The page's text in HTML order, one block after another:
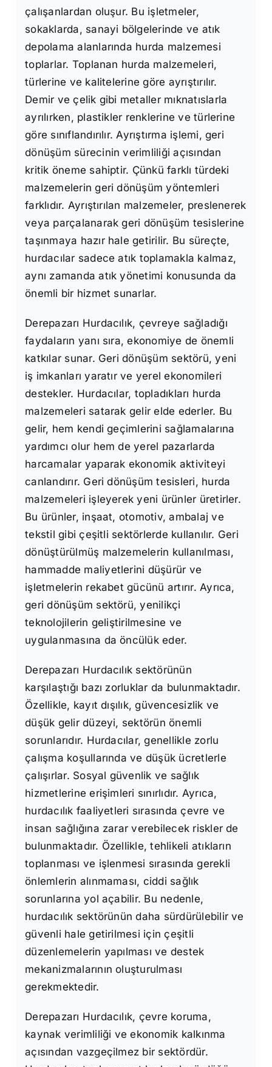
çalışanlardan oluşur. Bu işletmeler,
sokaklarda, sanayi bölgelerinde ve atık
depolama alanlarında hurda malzemesi
toplarlar. Toplanan hurda malzemeleri,
türlerine ve kalitelerine göre ayrıştırılır.
Demir ve çelik gibi metaller mıknatıslarla
ayrılırken, plastikler renklerine ve türlerine
göre sınıflandırılır. Ayrıştırma işlemi, geri
dönüşüm sürecinin verimliliği açısından
kritik öneme sahiptir. Çünkü farklı türdeki
malzemelerin geri dönüşüm yöntemleri
farklıdır. Ayrıştırılan malzemeler, preslenerek
veya parçalanarak geri dönüşüm tesislerine
taşınmaya hazır hale getirilir. Bu süreçte,
hurdacılar sadece atık toplamakla kalmaz,
aynı zamanda atık yönetimi konusunda da
önemli bir hizmet sunarlar.
Derepazarı Hurdacılık, çevreye sağladığı
faydaların yanı sıra, ekonomiye de önemli
katkılar sunar. Geri dönüşüm sektörü, yeni
iş imkanları yaratır ve yerel ekonomileri
destekler. Hurdacılar, topladıkları hurda
malzemeleri satarak gelir elde ederler. Bu
gelir, hem kendi geçimlerini sağlamalarına
yardımcı olur hem de yerel pazarlarda
harcamalar yaparak ekonomik aktiviteyi
canlandırır. Geri dönüşüm tesisleri, hurda
malzemeleri işleyerek yeni ürünler üretirler.
Bu ürünler, inşaat, otomotiv, ambalaj ve
tekstil gibi çeşitli sektörlerde kullanılır. Geri
dönüştürülmüş malzemelerin kullanılması,
hammadde maliyetlerini düşürür ve
işletmelerin rekabet gücünü artırır. Ayrıca,
geri dönüşüm sektörü, yenilikçi
teknolojilerin geliştirilmesine ve
uygulanmasına da öncülük eder.
Derepazarı Hurdacılık sektörünün
karşılaştığı bazı zorluklar da bulunmaktadır.
Özellikle, kayıt dışılık, güvencesizlik ve
düşük gelir düzeyi, sektörün önemli
sorunlarıdır. Hurdacılar, genellikle zorlu
çalışma koşullarında ve düşük ücretlerle
çalışırlar. Sosyal güvenlik ve sağlık
hizmetlerine erişimleri sınırlıdır. Ayrıca,
hurdacılık faaliyetleri sırasında çevre ve
insan sağlığına zarar verebilecek riskler de
bulunmaktadır. Özellikle, tehlikeli atıkların
toplanması ve işlenmesi sırasında gerekli
önlemlerin alınmaması, ciddi sağlık
sorunlarına yol açabilir. Bu nedenle,
hurdacılık sektörünün daha sürdürülebilir ve
güvenli hale getirilmesi için çeşitli
düzenlemelerin yapılması ve destek
mekanizmalarının oluşturulması
gerekmektedir.
Derepazarı Hurdacılık, çevre koruma,
kaynak verimliliği ve ekonomik kalkınma
açısından vazgeçilmez bir sektördür.